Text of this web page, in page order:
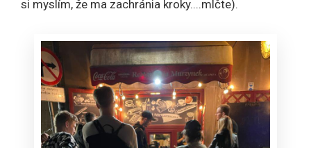
si myslím, že ma zachránia kroky....mlčte).